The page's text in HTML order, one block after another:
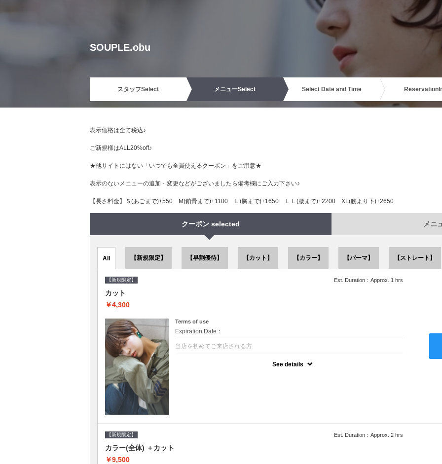
SOUPLE.obu
スタッフSelect メニューSelect Select Date and Time Reservation
表示価格は全て税込♪
ご新規様はALL20%off♪
★他サイトにはない「いつでも全員使えるクーポン」をご用意★
表示のないメニューの追加・変更などがございましたら備考欄にご入力下さい♪
【長さ料金】Ｓ(あごまで)+550 М(鎖骨まで)+1100 Ｌ(胸まで)+1650 ＬＬ(腰まで)+2200 XL(腰より下)+2650
クーポン selected メニ
All 【新規限定】 【早割優待】 【カット】 【カラー】 【パーマ】 【ストレート】
【新規限定】 Est. Duration：Approx. 1 hrs
カット
￥4,300
Terms of use
Expiration Date：
当店を初めてご来店される方
See details
【新規限定】 Est. Duration：Approx. 2 hrs
カラー(全体) ＋カット
￥9,500